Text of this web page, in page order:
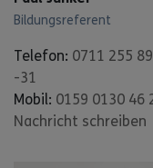
Bildungsreferent
Telefon: 0711 255
-31
Mobil: 0159 0130 46
Nachricht schreiben